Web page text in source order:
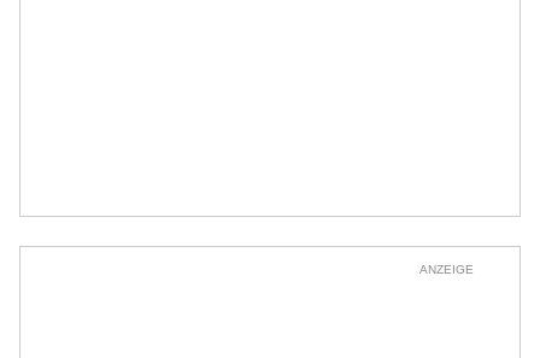
ANZEIGE